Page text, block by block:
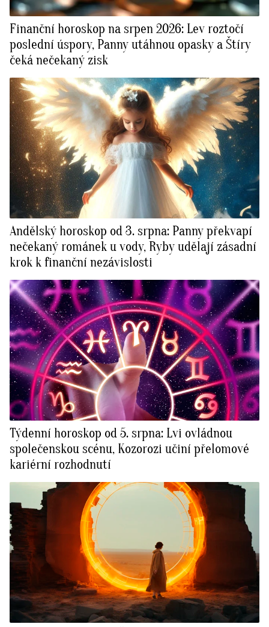
Finanční horoskop na srpen 2026: Lev roztočí
poslední úspory, Panny utáhnou opasky a Štíry
čeká nečekaný zisk
Andělský horoskop od 3. srpna: Panny překvapí
nečekaný románek u vody, Ryby udělají zásadní
krok k finanční nezávislosti
Týdenní horoskop od 5. srpna: Lvi ovládnou
společenskou scénu, Kozorozi učiní přelomové
kariérní rozhodnutí